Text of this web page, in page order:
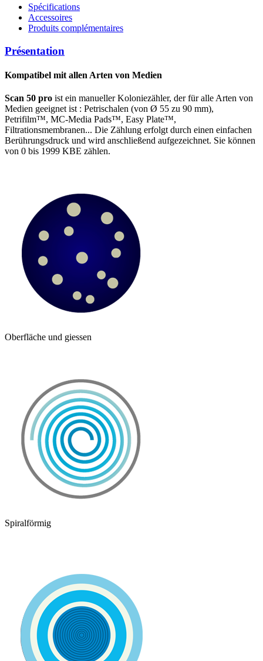
Spécifications
Accessoires
Produits complémentaires
Présentation
Kompatibel mit allen Arten von Medien
Scan 50 pro ist ein manueller Koloniezähler, der für alle Arten von
Medien geeignet ist : Petrischalen (von Ø 55 zu 90 mm),
Petrifilm™, MC‑Media Pads™, Easy Plate™,
Filtrationsmembranen... Die Zählung erfolgt durch einen einfachen
Berührungsdruck und wird anschließend aufgezeichnet. Sie können
von 0 bis 1999 KBE zählen.
Oberfläche und giessen
Spiralförmig